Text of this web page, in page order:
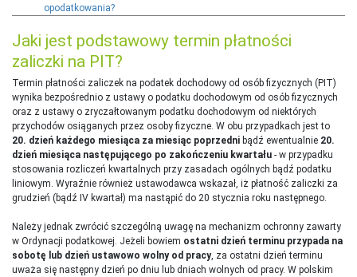
opodatkowania?
Jaki jest podstawowy termin płatności
zaliczki na PIT?
Termin płatności zaliczek na podatek dochodowy od osób fizycznych (PIT)
wynika bezpośrednio z ustawy o podatku dochodowym od osób fizycznych
oraz z ustawy o zryczałtowanym podatku dochodowym od niektórych
przychodów osiąganych przez osoby fizyczne. W obu przypadkach jest to
20. dzień każdego miesiąca za miesiąc poprzedni bądź ewentualnie 20.
dzień miesiąca następującego po zakończeniu kwartału - w przypadku
stosowania rozliczeń kwartalnych przy zasadach ogólnych bądź podatku
liniowym. Wyraźnie również ustawodawca wskazał, iż płatność zaliczki za
grudzień (bądź IV kwartał) ma nastąpić do 20 stycznia roku następnego.
Należy jednak zwrócić szczególną uwagę na mechanizm ochronny zawarty
w Ordynacji podatkowej. Jeżeli bowiem ostatni dzień terminu przypada na
sobotę lub dzień ustawowo wolny od pracy, za ostatni dzień terminu
uważa się następny dzień po dniu lub dniach wolnych od pracy. W polskim